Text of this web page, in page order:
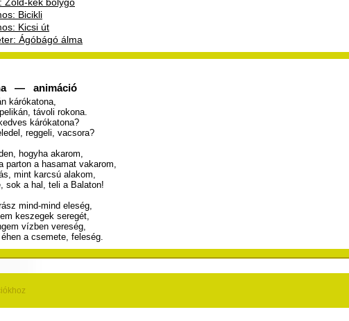
Bicikli
Kicsi út
Ágóbágó álma
— animáció
kárókatona,
távoli rokona.
kárókatona?
reggeli, vacsora?
hogyha akarom,
parton a hasamat vakarom,
mint karcsú alakom,
sok a hal, teli a Balaton!
mind-mind eleség,
keszegek seregét,
vízben vereség,
a csemete, feleség.